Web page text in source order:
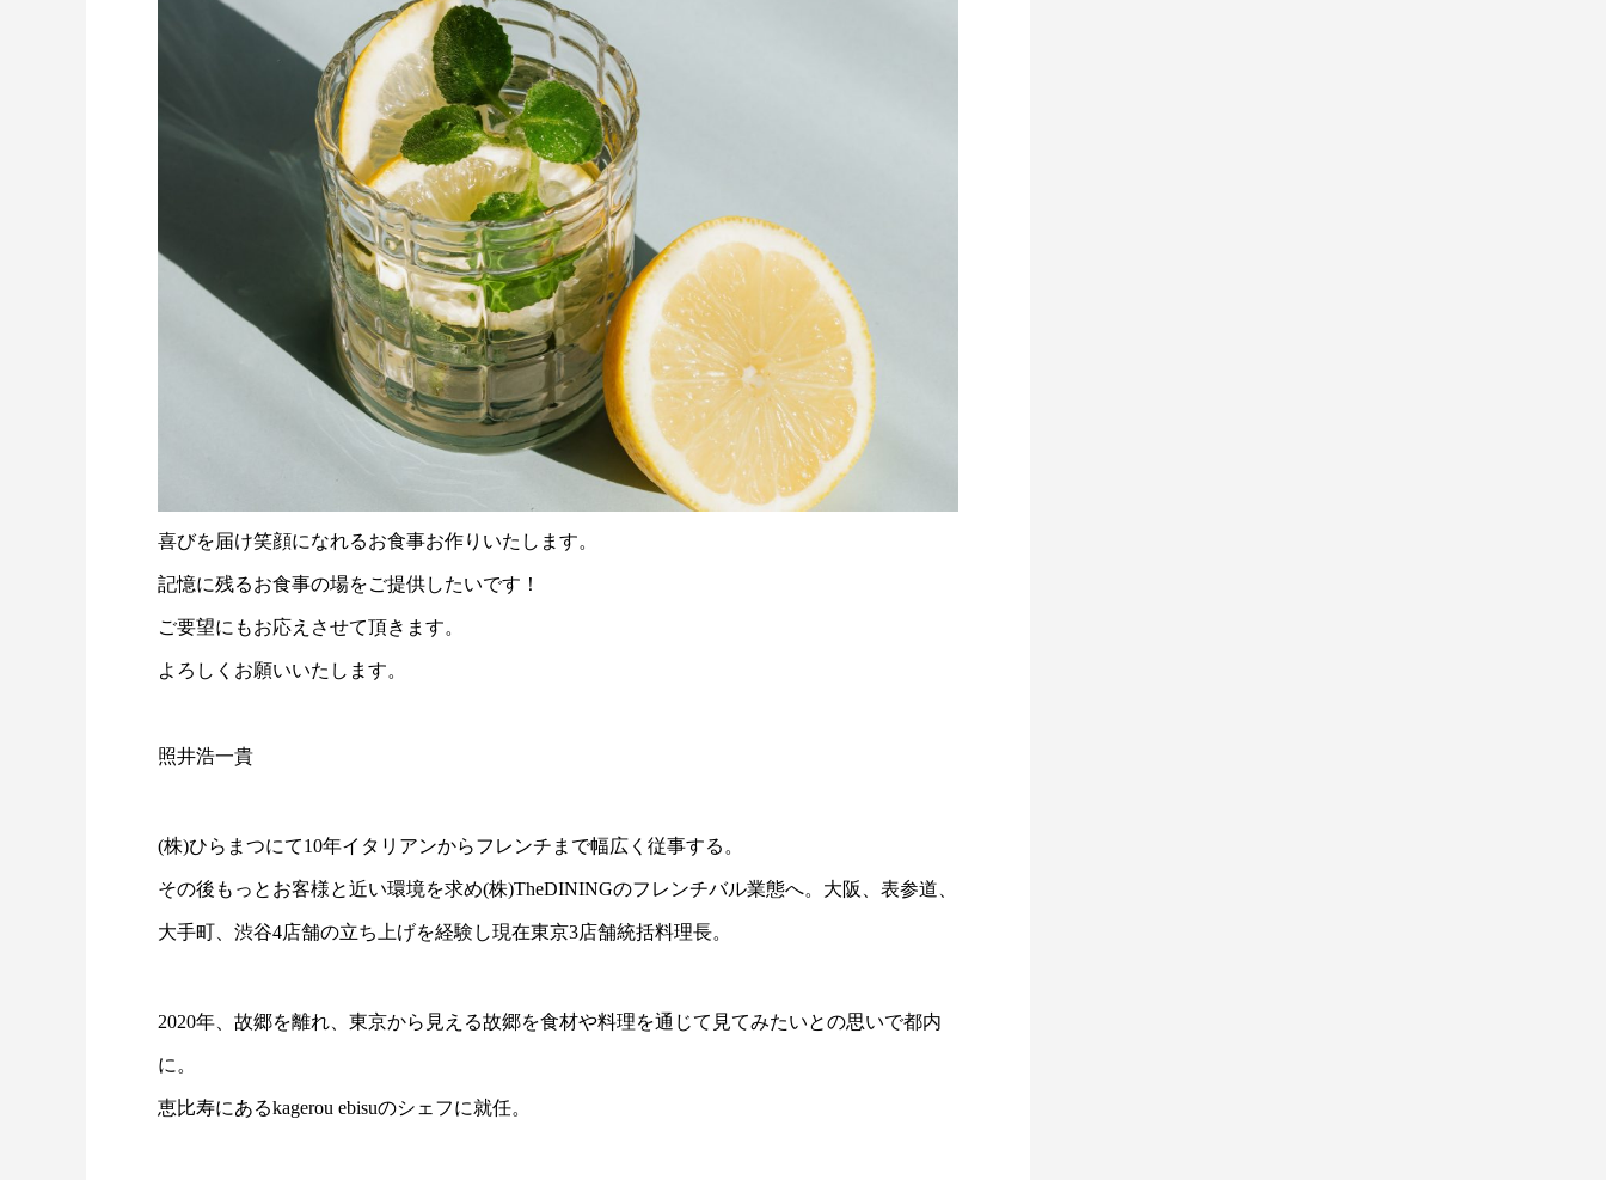
喜びを届け笑顔になれるお食事お作りいたします。
記憶に残るお食事の場をご提供したいです！
ご要望にもお応えさせて頂きます。
よろしくお願いいたします。
照井浩一貴
(株)ひらまつにて10年イタリアンからフレンチまで幅広く従事する。
その後もっとお客様と近い環境を求め(株)TheDININGのフレンチバル業態へ。大阪、表参道、
大手町、渋谷4店舗の立ち上げを経験し現在東京3店舗統括料理長。
2020年、故郷を離れ、東京から見える故郷を食材や料理を通じて見てみたいとの思いで都内
に。
恵比寿にあるkagerou ebisuのシェフに就任。